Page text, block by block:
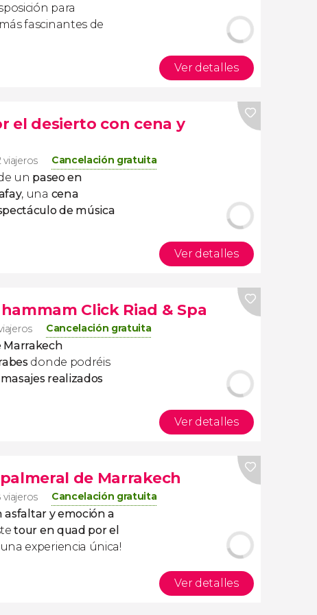
para
fascinantes de
Ver detalles
el desierto con cena y
viajeros Cancelación gratuita
un paseo en
, una cena
de música
Ver detalles
Click Riad & Spa
Cancelación gratuita
Marrakech
donde podréis
masajes realizados
Ver detalles
de Marrakech
viajeros Cancelación gratuita
asfaltar y emoción a
tour en quad por el
una experiencia única!
Ver detalles